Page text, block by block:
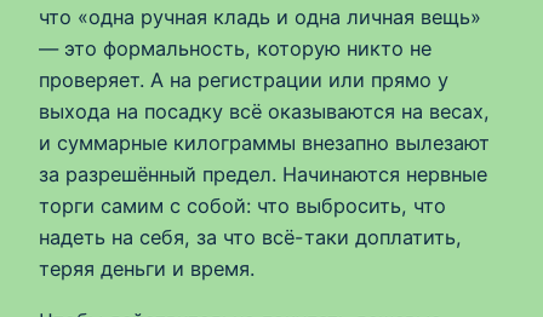
что «одна ручная кладь и одна личная вещь»
— это формальность, которую никто не
проверяет. А на регистрации или прямо у
выхода на посадку всё оказываютcя на весах,
и суммарные килограммы внезапно вылезают
за разрешённый предел. Начинаются нервные
торги самим с собой: что выбросить, что
надеть на себя, за что всё-таки доплатить,
теряя деньги и время.